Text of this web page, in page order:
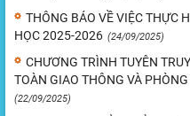
THÔNG BÁO VỀ VIỆC THỰC
HỌC 2025-2026 (24/09/2025)
CHƯƠNG TRÌNH TUYÊN
TOÀN GIAO THÔNG VÀ
(22/09/2025)